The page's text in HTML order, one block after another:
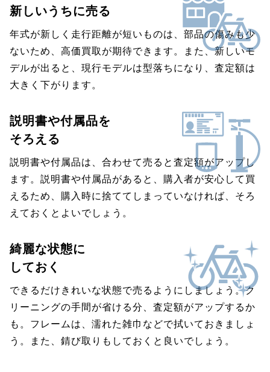
新しいうちに売る
年式が新しく走行距離が短いものは、部品の傷みも少
ないため、高価買取が期待できます。また、新しいモ
デルが出ると、現行モデルは型落ちになり、査定額は
大きく下がります。
説明書や付属品を
そろえる
説明書や付属品は、合わせて売ると査定額がアップし
ます。説明書や付属品があると、購入者が安心して買
えるため、購入時に捨ててしまっていなければ、そろ
えておくとよいでしょう。
綺麗な状態に
しておく
できるだけきれいな状態で売るようにしましょう。ク
リーニングの手間が省ける分、査定額がアップするか
も。フレームは、濡れた雑巾などで拭いておきましょ
う。また、錆び取りもしておくと良いでしょう。